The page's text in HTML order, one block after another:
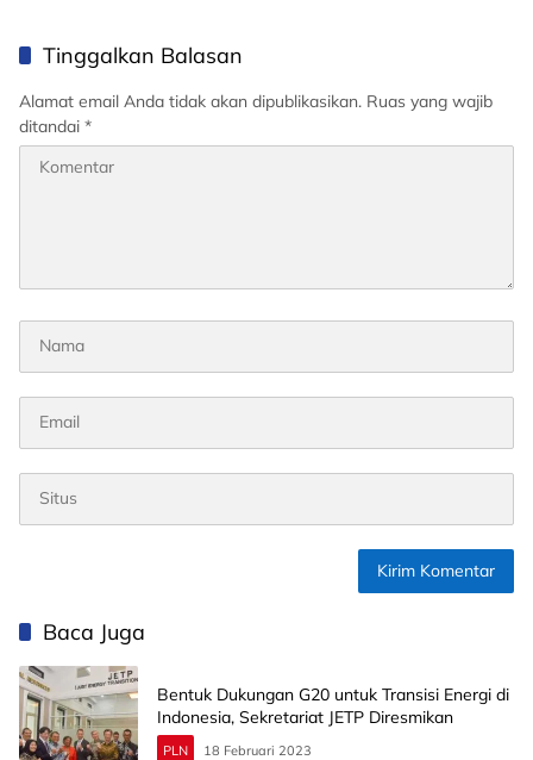
Tinggalkan Balasan
Alamat email Anda tidak akan dipublikasikan. Ruas yang wajib
ditandai *
Baca Juga
Bentuk Dukungan G20 untuk Transisi Energi di
Indonesia, Sekretariat JETP Diresmikan
PLN 18 Februari 2023